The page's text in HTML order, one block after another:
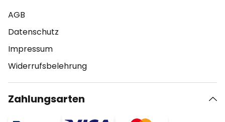
AGB
Datenschutz
Impressum
Widerrufsbelehrung
Zahlungsarten